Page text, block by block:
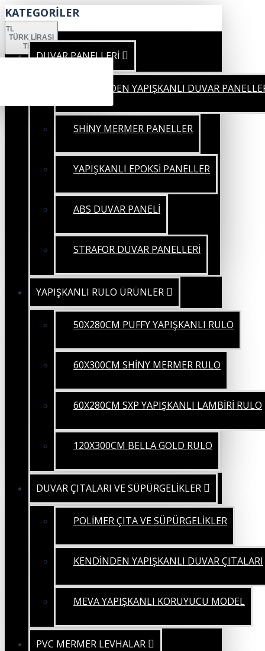
KATEGORİLER
TL
TÜRK LIRASI
TRY
DUVAR PANELLERİ
KENDİNDEN YAPIŞKANLI DUVAR
SHİNY MERMER PANELLER
YAPIŞKANLI EPOKSİ PANELLER
ABS DUVAR PANELİ
STRAFOR DUVAR PANELLERİ
YAPIŞKANLI RULO ÜRÜNLER
50X280CM PUFFY YAPIŞKANLI RULO
60X300CM SHİNY MERMER RULO
60X280CM SXP YAPIŞKANLI LAMBİRİ RULO
120X300CM BELLA GOLD RULO
DUVAR ÇITALARI VE SÜPÜRGELİKLER
POLİMER ÇITA VE SÜPÜRGELİKLER
KENDİNDEN YAPIŞKANLI DUVAR ÇITALARI
MEVA YAPIŞKANLI KORUYUCU MODEL
PVC MERMER LEVHALAR